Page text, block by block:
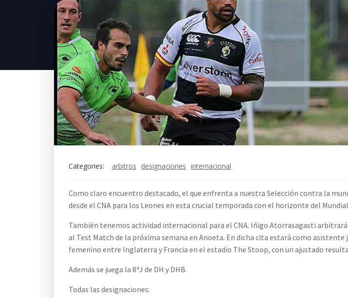
Categories: arbitros designaciones internacional
Como claro encuentro destacado, el que enfrenta a nuestra Selección contra la
desde el CNA para los Leones en esta crucial temporada con el horizonte del
También tenemos actividad internacional para el CNA. Iñigo Atorrasagasti
al Test Match de la próxima semana en Anoeta. En dicha cita estará como
femenino entre Inglaterra y Francia en el estadio The Stoop, con un ajustado
Además se juega la 8ªJ de DH y DHB.
Todas las designaciones: